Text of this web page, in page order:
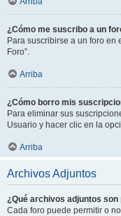
¿Cómo me suscribo a un
Para suscribirse a un foro en
Foro”.
Arriba
¿Cómo borro mis
Para eliminar sus
Usuario y hacer clic en la
Arriba
Archivos Adjuntos
¿Qué archivos adjuntos
Cada foro puede permitir o